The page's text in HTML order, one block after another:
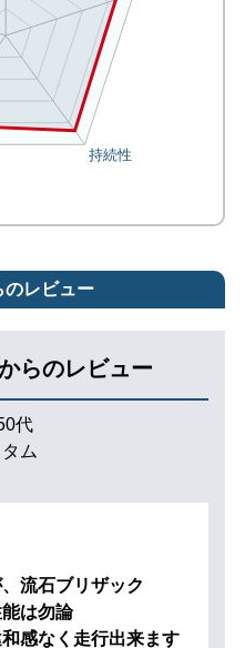
のレビュー
らのレビュー
代
ム
流石ブリザック
は勿論
感なく走行出来ます